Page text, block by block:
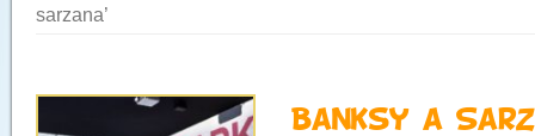
sarzana’
Banksy a